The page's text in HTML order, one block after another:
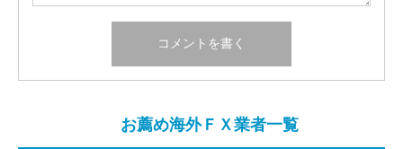
お薦め海外ＦＸ業者一覧